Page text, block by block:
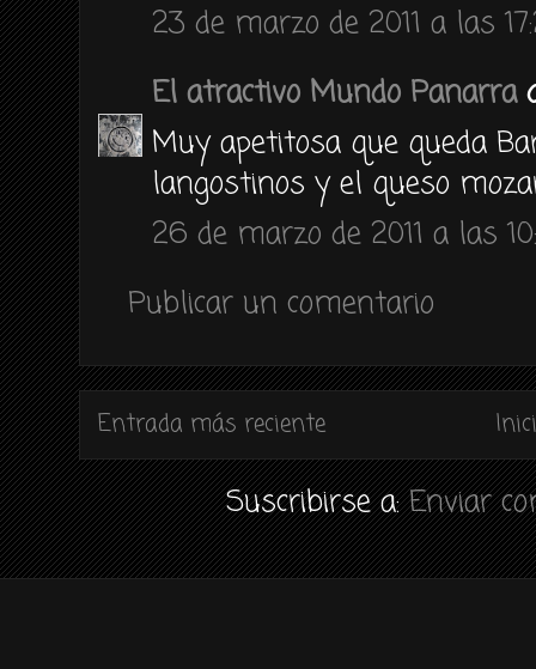
23 de marzo de 2011 a las
El atractivo Mundo Panarra
Muy apetitosa que queda
langostinos y el queso
26 de marzo de 2011 a las
Publicar un comentario
Entrada más reciente
Suscribirse a:Enviar